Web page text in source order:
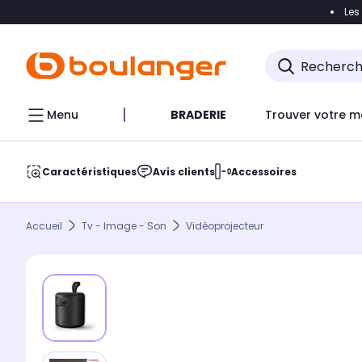
Accéder
Menu BRADERIE Trouver votre
Caractéristiques Avis clients Accessoires
Accueil Tv - Image - Son Vidéoprojecteur